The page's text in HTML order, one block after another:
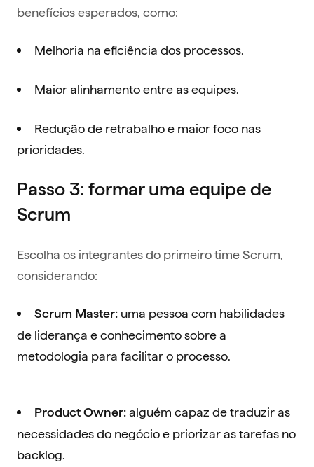
benefícios esperados, como:
Melhoria na eficiência dos processos.
Maior alinhamento entre as equipes.
Redução de retrabalho e maior foco nas
prioridades.
Passo 3: formar uma equipe de
Scrum
Escolha os integrantes do primeiro time Scrum,
considerando:
Scrum Master: uma pessoa com habilidades
de liderança e conhecimento sobre a
metodologia para facilitar o processo.
Product Owner: alguém capaz de traduzir as
necessidades do negócio e priorizar as tarefas no
backlog.